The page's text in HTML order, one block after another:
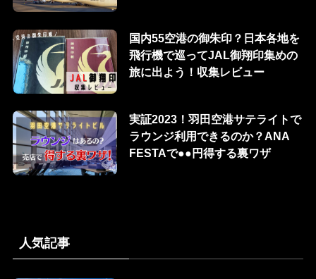
国内55空港の御朱印？日本各地を
飛行機で巡ってJAL御翔印集めの
旅に出よう！収集レビュー
実証2023！羽田空港サテライトで
ラウンジ利用できるのか？ANA
FESTAで●●円得する裏ワザ
人気記事